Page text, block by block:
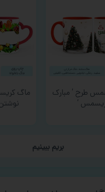
طرح ‘ مبارک
‘
ماگ
بریم ببینیم